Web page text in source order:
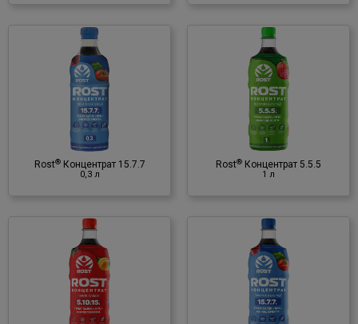
Rost®Концентрат 15.7.7
0,3 л
Rost® Концентрат 5.5.5
1 л
Концентрат 5.5.5
1 л
Органо-мінеральне
добриво
♦ NPK
♦ гумінові речовини
Концентрат 15.7.7
1 л
Органо-мінеральне
добриво